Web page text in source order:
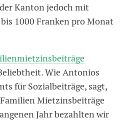
Kanton jedoch mit
1000 Franken pro Monat
Wie Antonios
für Sozialbeiträge, sagt,
Mietzinsbeiträge
Jahr bezahlten wir